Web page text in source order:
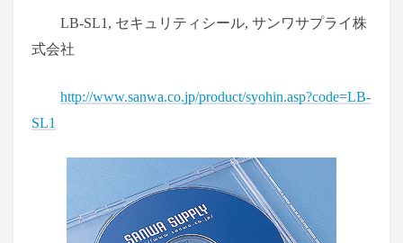
LB-SL1, セキュリティシール, サンワサプライ株
式会社
http://www.sanwa.co.jp/product/syohin.asp?code=LB-
SL1